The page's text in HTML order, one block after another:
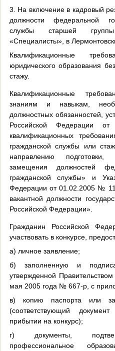
3. На включение в кадровый
должности федеральной
службы старшей
«Специалисты», в
Квалификационные
юридического образования
стажу.
Квалификационные
знаниям и навыкам,
должностных обязанностей,
Российской
квалификационных
гражданской службы или
направлению
замещения должностей
гражданской службы» и
Федерации от 01.02.2005 №
вакантной должности
Российской Федерации».
Гражданин Российской
участвовать в конкурсе,
а) личное заявление;
б) заполненную и
утвержденной
мая 2005 года № 667-р, с
в) копию паспорта или
(соответствующий
прибытии на конкурс);
г) документы,
профессиональное